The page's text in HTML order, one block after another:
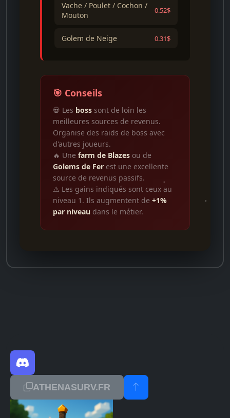
Vache / Poulet / Cochon /
Mouton
0.52$
Golem de Neige 0.31$
🎯 Conseils
💀 Les boss sont de loin les
meilleures sources de revenus.
Organise des raids de boss avec
d'autres joueurs.
🔥 Une farm de Blazes ou de
Golems de Fer est une excellente
source de revenus passifs.
⚠️ Les gains indiqués sont ceux au
niveau 1. Ils augmentent de +1%
par niveau dans le métier.
ATHENASURV.FR